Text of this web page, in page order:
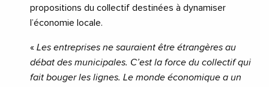
propositions du collectif destinées à dynamiser
l’économie locale.
« Les entreprises ne sauraient être étrangères au
débat des municipales. C’est la force du collectif qui
fait bouger les lignes. Le monde économique a un